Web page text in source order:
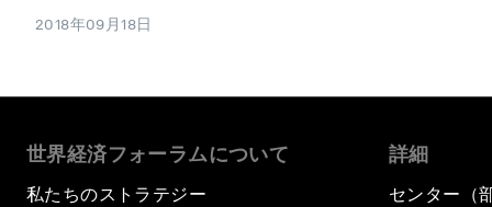
2018年09月18日
世界経済フォーラムについて
私たちのストラテジー
詳細
センター（